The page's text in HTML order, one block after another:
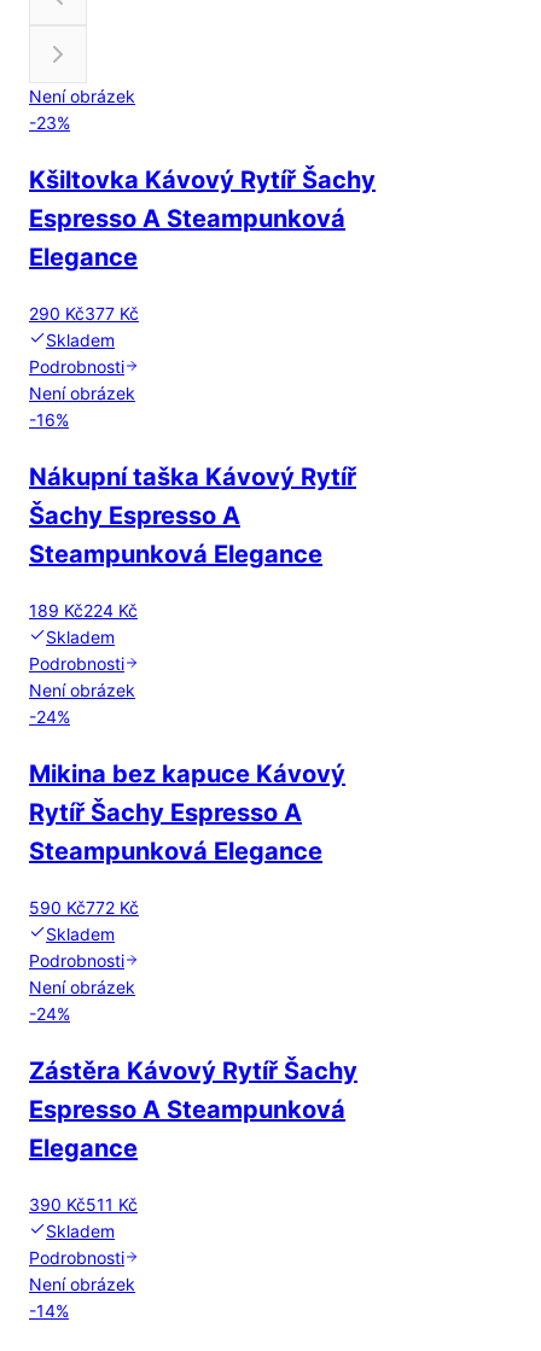
Není obrázek
-23%
Kšiltovka Kávový Rytíř Šachy
Espresso A Steampunková
Elegance
290 Kč377 Kč
Skladem
Podrobnosti
Není obrázek
-16%
Nákupní taška Kávový Rytíř
Šachy Espresso A
Steampunková Elegance
189 Kč224 Kč
Skladem
Podrobnosti
Není obrázek
-24%
Mikina bez kapuce Kávový
Rytíř Šachy Espresso A
Steampunková Elegance
590 Kč772 Kč
Skladem
Podrobnosti
Není obrázek
-24%
Zástěra Kávový Rytíř Šachy
Espresso A Steampunková
Elegance
390 Kč511 Kč
Skladem
Podrobnosti
Není obrázek
-14%